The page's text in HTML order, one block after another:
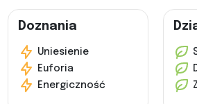
Doznania
Uniesienie
Euforia
Energiczność